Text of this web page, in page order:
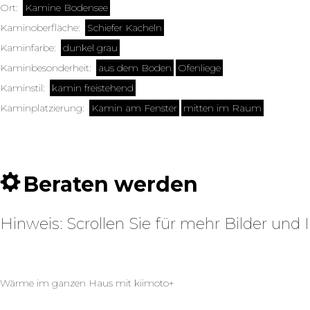
Ort:
Kamine Bodensee
Kaminoberfläche:
Schiefer Kacheln
Kaminfarbe:
dunkel grau
Kaminbesonderheit:
aus dem Boden
Ofenliege
Kaminstil:
kamin freistehend
Kaminplatzierung:
Kamin am Fenster mitten im Raum
Beraten werden
Hinweis: Scrollen Sie für mehr Bilder und
Wärme im ganzen Haus mit kiimoto+